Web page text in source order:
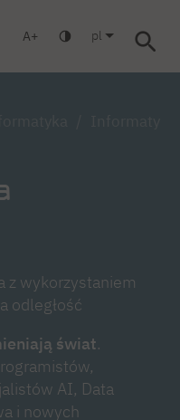
Studia podyplomowe
A pl
z wykorzystaniem
odległość
świat.
AI, Data
i nowych